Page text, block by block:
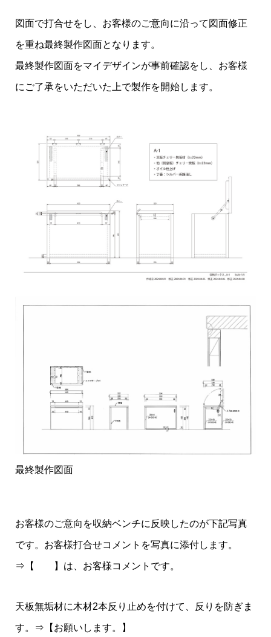
図面で打合せをし、お客様のご意向に沿って図面修正
を重ね最終製作図面となります。
最終製作図面をマイデザインが事前確認をし、お客様
にご了承をいただいた上で製作を開始します。
最終製作図面
お客様のご意向を収納ベンチに反映したのが下記写真
です。お客様打合せコメントを写真に添付します。
⇒【 】は、お客様コメントです。
天板無垢材に木材2本反り止めを付けて、反りを防ぎま
す。⇒【お願いします。】